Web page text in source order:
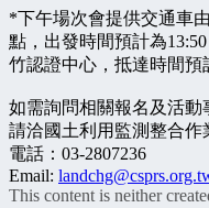
*下午場次會提供交通車
點，出發時間預計為
竹認證中心，抵達時間預
如需詢問相關報名及活動
請洽國土利用監測整合作
電話：03-2807236
Email:
This content is neither